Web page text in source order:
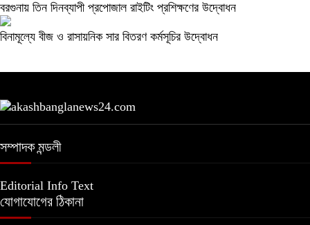
বরগুনায় তিন দিনব্যাপী প্রপোজাল রাইটিং প্রশিক্ষণের উদ্বোধন
বিনামূল্যে বীজ ও রাসায়নিক সার বিতরণ কর্মসূচির উদ্বোধন
সম্পাদক মন্ডলী
Editorial Info Text
যোগাযোগের ঠিকানা